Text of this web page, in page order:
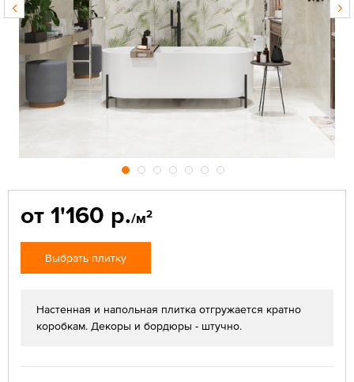
от 1'160 р./м2
Выбрать плитку
Настенная и напольная плитка отгружается кратно
коробкам. Декоры и бордюры - штучно.